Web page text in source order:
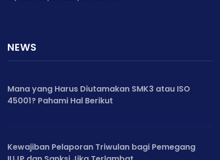
NEWS
Mana yang Harus Diutamakan SMK3 atau ISO
45001? Pahami Hal Berikut
Kewajiban Pelaporan Triwulan bagi Pemegang